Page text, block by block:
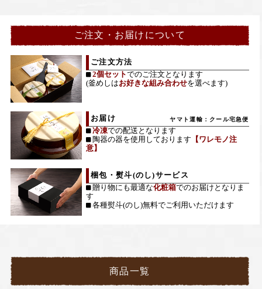
ご注文・お届けについて
ご注文方法
2個セットでのご注文となります
(釜めしはお好きな組み合わせを選べます)
お届け
冷凍での配送となります
陶器の器を使用しております 【ワレモノ注
意】
梱包・熨斗(のし)サービス
贈り物にも最適な化粧箱でのお届けとなりま
す
各種熨斗(のし)無料でご利用いただけます
商品一覧